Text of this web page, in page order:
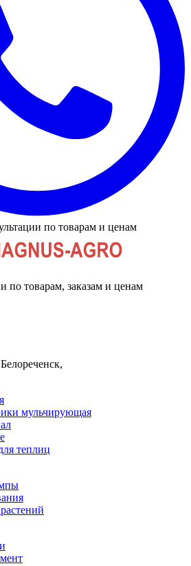
по товарам и ценам
по товарам, заказам и ценам
мульчирующая
теплиц